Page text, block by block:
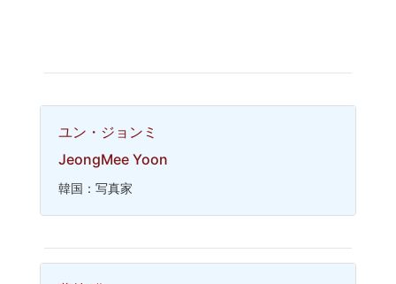
ユン・ジョンミ
JeongMee Yoon
韓国：写真家